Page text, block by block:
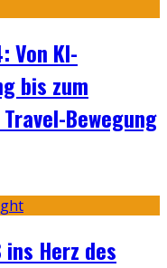
Von KI-
bis zum
Bewegung
ins Herz des